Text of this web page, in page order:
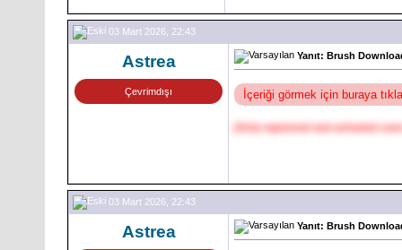
03 Mart 2026, 22:43
Astrea
Çevrimdışı
Yanıt: Brush
İçeriği görmek için buraya
[Only registered and activated
03 Mart 2026, 22:43
Astrea Yanıt: Brush